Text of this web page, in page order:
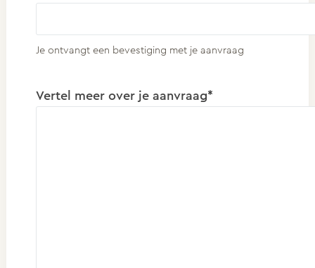
Je ontvangt een bevestiging met je aanvraag
Vertel meer over je aanvraag*